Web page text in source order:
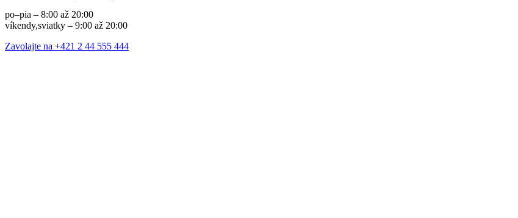
po–pia – 8:00 až 20:00
víkendy,sviatky – 9:00 až 20:00
Zavolajte na +421 2 44 555 444